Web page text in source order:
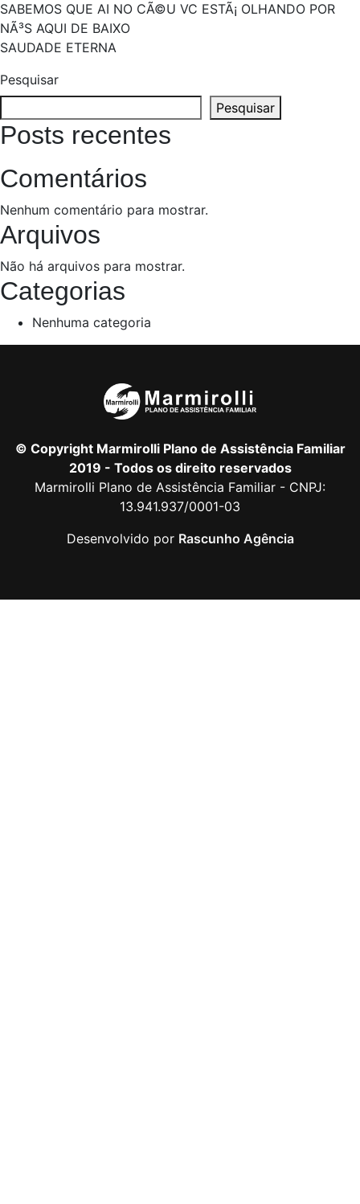
SABEMOS QUE AI NO CÃ©U VC ESTÃ¡ OLHANDO POR
NÃ³S AQUI DE BAIXO
SAUDADE ETERNA
Pesquisar
Pesquisar
Posts recentes
Comentários
Nenhum comentário para mostrar.
Arquivos
Não há arquivos para mostrar.
Categorias
Nenhuma categoria
© Copyright Marmirolli Plano de Assistência Familiar
2019 - Todos os direito reservados
Marmirolli Plano de Assistência Familiar - CNPJ:
13.941.937/0001-03
Desenvolvido por Rascunho Agência